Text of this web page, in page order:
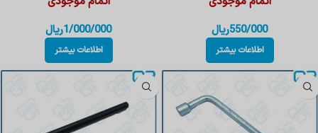
550/000ریال
اطلاعات بیشتر
1/000/000ریال
اطلاعات بیشتر